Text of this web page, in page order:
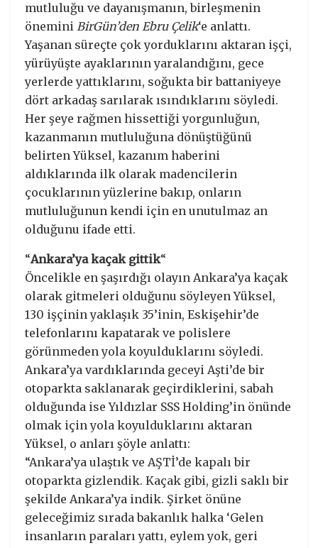
mutluluğu ve dayanışmanın, birleşmenin
önemini BirGün’den Ebru Çelik‘e anlattı.
Yaşanan süreçte çok yorduklarını aktaran işçi,
yürüyüşte ayaklarının yaralandığını, gece
yerlerde yattıklarını, soğukta bir battaniyeye
dört arkadaş sarılarak ısındıklarını söyledi.
Her şeye rağmen hissettiği yorgunluğun,
kazanmanın mutluluğuna dönüştüğünü
belirten Yüksel, kazanım haberini
aldıklarında ilk olarak madencilerin
çocuklarının yüzlerine bakıp, onların
mutluluğunun kendi için en unutulmaz an
olduğunu ifade etti.
“Ankara’ya kaçak gittik“
Öncelikle en şaşırdığı olayın Ankara’ya kaçak
olarak gitmeleri olduğunu söyleyen Yüksel,
130 işçinin yaklaşık 35’inin, Eskişehir’de
telefonlarını kapatarak ve polislere
görünmeden yola koyulduklarını söyledi.
Ankara’ya vardıklarında geceyi Aşti’de bir
otoparkta saklanarak geçirdiklerini, sabah
olduğunda ise Yıldızlar SSS Holding’in önünde
olmak için yola koyulduklarını aktaran
Yüksel, o anları şöyle anlattı:
“Ankara’ya ulaştık ve AŞTİ’de kapalı bir
otoparkta gizlendik. Kaçak gibi, gizli saklı bir
şekilde Ankara’ya indik. Şirket önüne
geleceğimiz sırada bakanlık halka ‘Gelen
insanların paraları yattı, eylem yok, geri